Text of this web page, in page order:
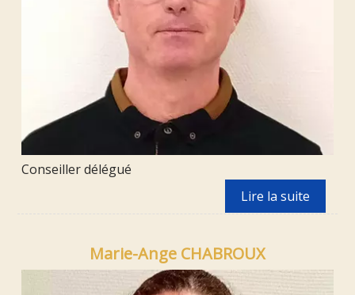
Conseiller délégué
Marie-Ange CHABROUX